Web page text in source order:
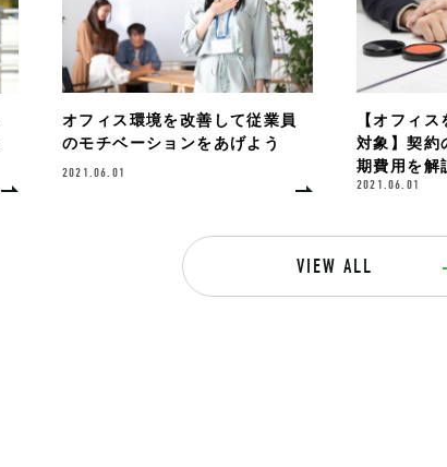
オフィス環境を改善して従業員
のモチベーションをあげよう
2021.06.01
【オフィ
対象】契約
期費用を解
2021.06.01
VIEW ALL